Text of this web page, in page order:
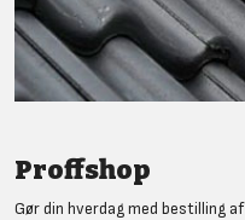
Proffshop
Gør din hverdag med bestilling